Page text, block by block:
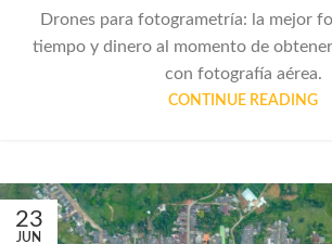
Drones para fotogrametría: la mejor
tiempo y dinero al momento de
con fotografía aérea.
CONTINUE READING
23
JUN